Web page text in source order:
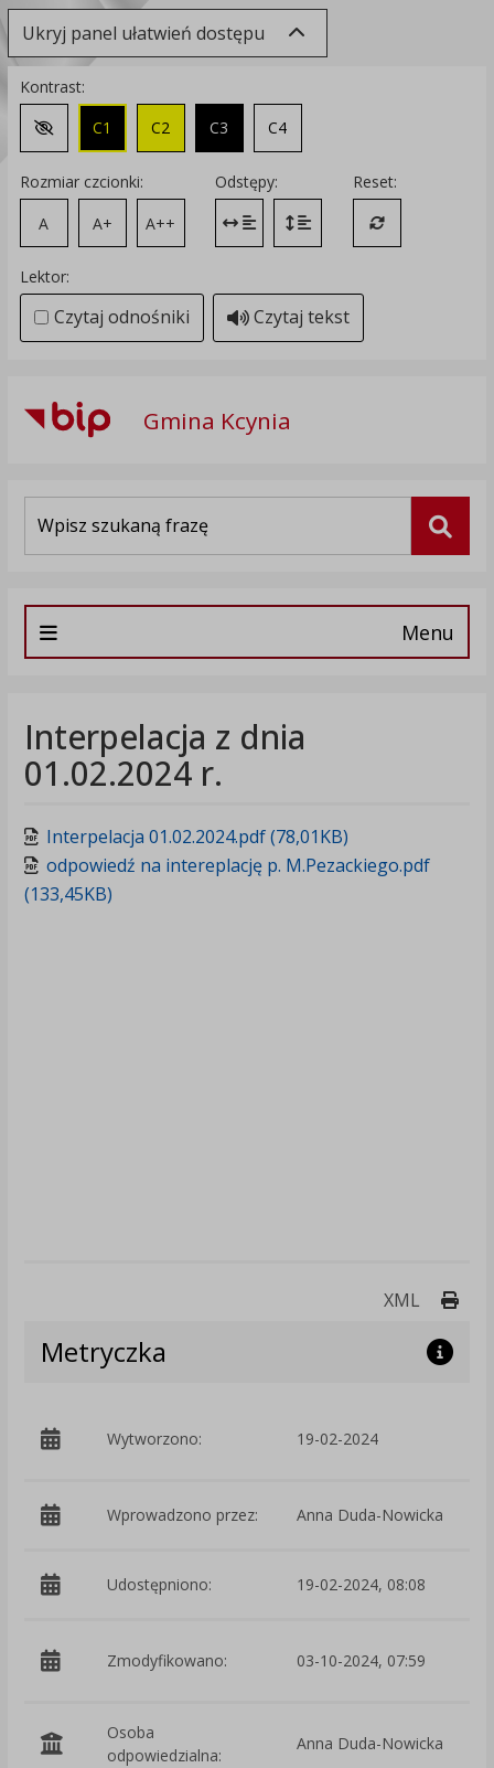
Ukryj panel ułatwień dostępu
Kontrast:
Zmień kontrast na domyślny
C1 C2 C3 C4
Rozmiar czcionki:
A
A+ A++
Odstępy:
Zmień odstęp między literami
Zmień interlinię i margines
Reset:
Przywróć
Lektor:
Czytaj odnośniki Czytaj tekst
Gmina Kcynia
Menu
Interpelacja z dnia
01.02.2024 r.
Interpelacja 01.02.2024.pdf (78,01KB)
odpowiedź na intereplację p. M.Pezackiego.pdf
(133,45KB)
XML
Metryczka
Wytworzono: 19-02-2024
Wprowadzono przez: Anna Duda-Nowicka
Udostępniono: 19-02-2024, 08:08
Zmodyfikowano: 03-10-2024, 07:59
Osoba
odpowiedzialna:
Anna Duda-Nowicka